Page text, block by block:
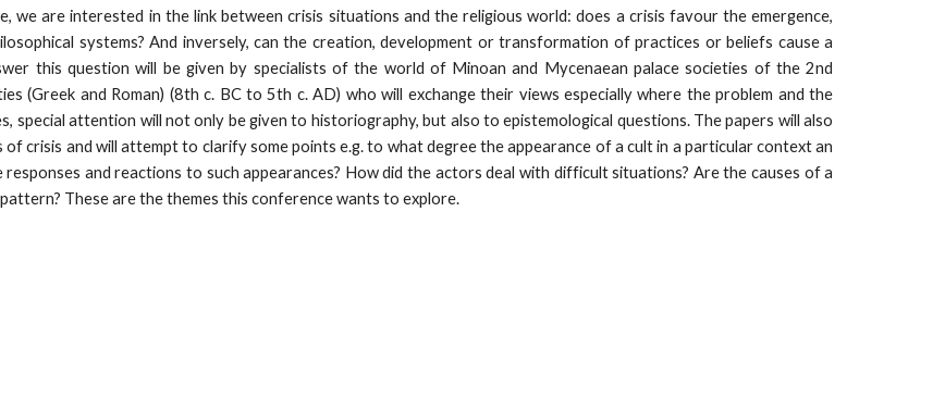
we are interested in the link between crisis situations and the religious world: does a crisis favour the emergence,
systems? And inversely, can the creation, development or transformation of practices or beliefs cause a
this question will be given by specialists of the world of Minoan and Mycenaean palace societies of the 2nd
(Greek and Roman) (8th c. BC to 5th c. AD) who will exchange their views especially where the problem and the
special attention will not only be given to historiography, but also to epistemological questions. The papers will also
crisis and will attempt to clarify some points e.g. to what degree the appearance of a cult in a particular context an
and reactions to such appearances? How did the actors deal with difficult situations? Are the causes of a
These are the themes this conference wants to explore.